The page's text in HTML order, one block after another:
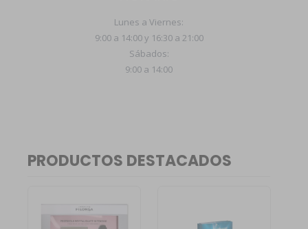
Lunes a Viernes:
9:00 a 14:00 y 16:30 a 21:00
Sábados:
9:00 a 14:00